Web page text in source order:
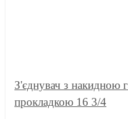
З'єднувач з
прокладкою 16 3/4